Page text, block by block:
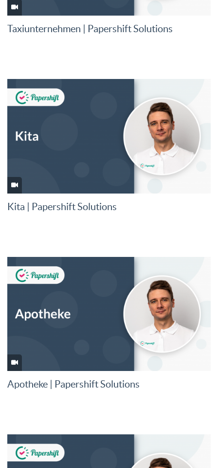
Taxiunternehmen | Papershift Solutions
Kita | Papershift Solutions
Apotheke | Papershift Solutions